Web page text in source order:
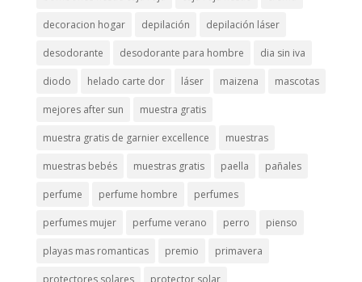
decoracion hogar depilación depilación láser
desodorante desodorante para hombre dia sin iva
diodo helado carte dor láser maizena mascotas
mejores after sun muestra gratis
muestra gratis de garnier excellence muestras
muestras bebés muestras gratis paella pañales
perfume perfume hombre perfumes
perfumes mujer perfume verano perro pienso
playas mas romanticas premio primavera
protectores solares protector solar